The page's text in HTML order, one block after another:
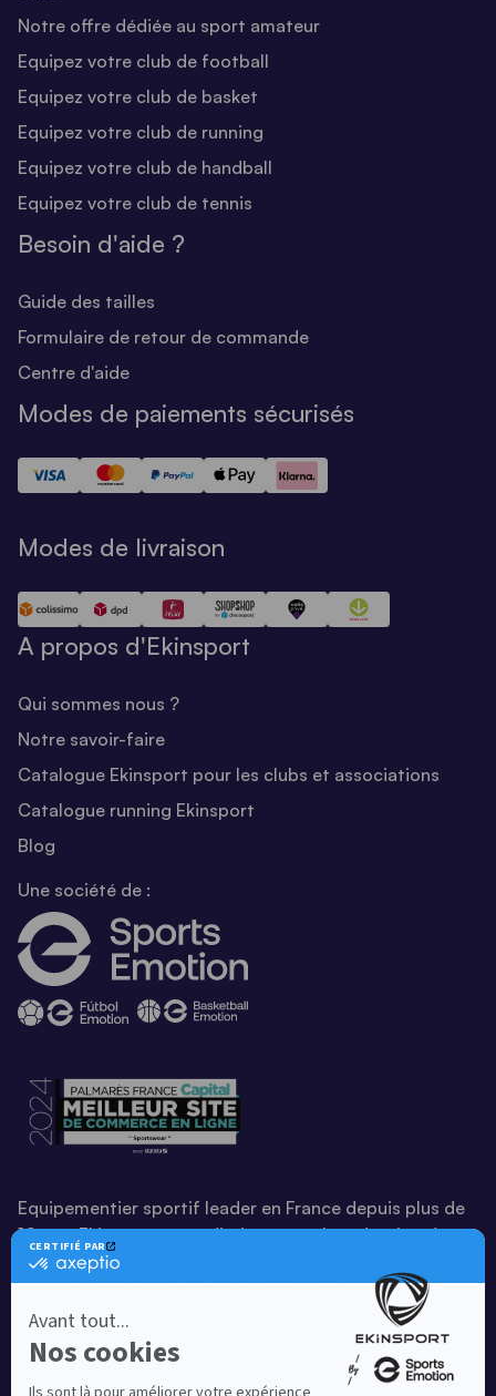
Notre offre dédiée au sport amateur
Equipez votre club de football
Equipez votre club de basket
Equipez votre club de running
Equipez votre club de handball
Equipez votre club de tennis
Besoin d'aide ?
Guide des tailles
Formulaire de retour de commande
Centre d'aide
Modes de paiements sécurisés
Modes de livraison
A propos d'Ekinsport
Qui sommes nous ?
Notre savoir-faire
Catalogue Ekinsport pour les clubs et associations
Catalogue running Ekinsport
Blog
Une société de :
Equipementier sportif leader en France depuis plus de
10 ans, Ekinsport a été distingué par la rédaction de
Capital dans son classement des « Meilleurs sites de
commerce en ligne 2024 », catégorie Sportswear.
En savoir plus